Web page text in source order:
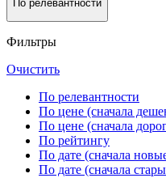
По релевантности
Фильтры
Очистить
По релевантности
По цене (сначала
По цене (сначала
По рейтингу
По дате (сначала
По дате (сначала